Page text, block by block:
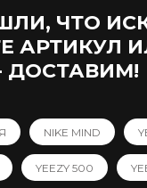
ЧТО
АРТИКУЛ
ДОСТАВИМ!
NIKE MIND
YEEZY 500